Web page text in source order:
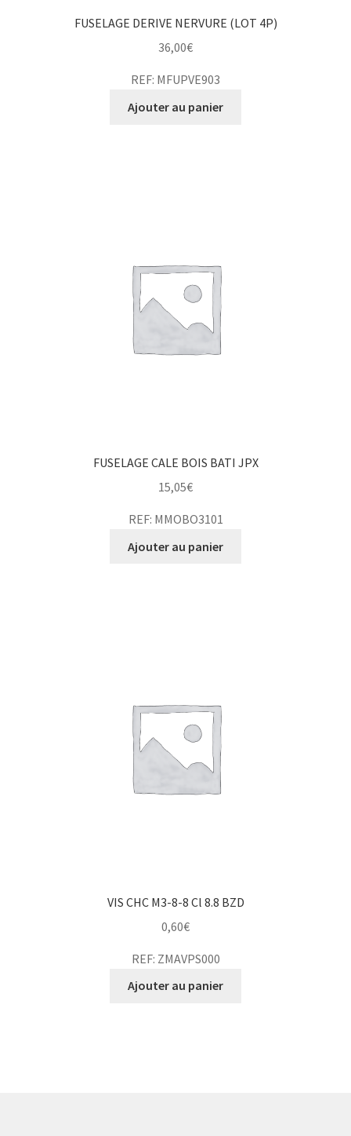
FUSELAGE DERIVE NERVURE (LOT 4P)
36,00€
REF: MFUPVE903
Ajouter au panier
FUSELAGE CALE BOIS BATI JPX
15,05€
REF: MMOBO3101
Ajouter au panier
VIS CHC M3-8-8 Cl 8.8 BZD
0,60€
REF: ZMAVPS000
Ajouter au panier